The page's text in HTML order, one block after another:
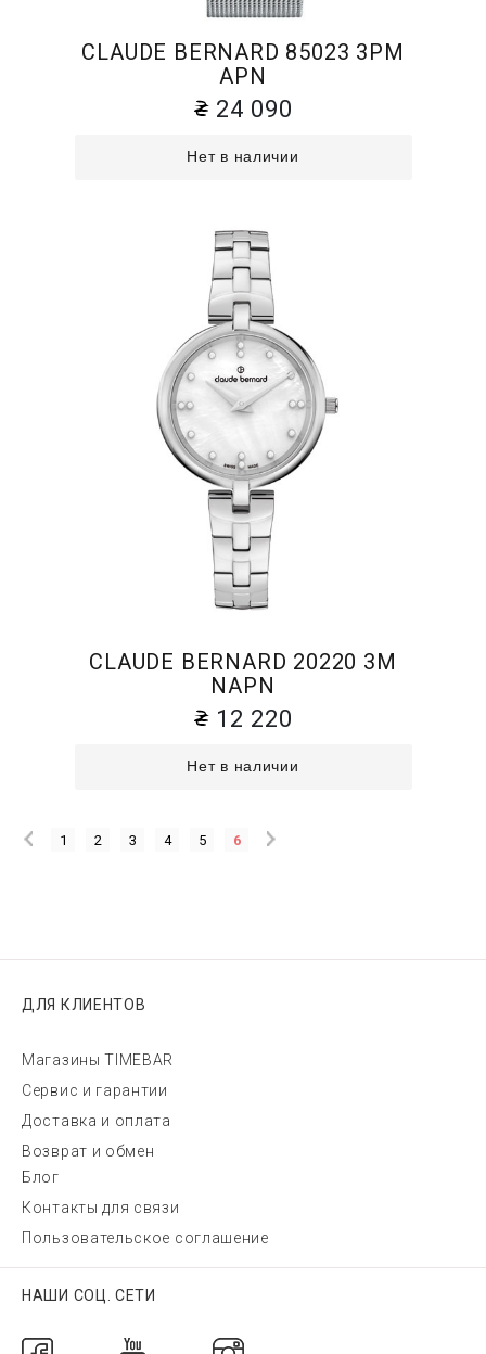
CLAUDE BERNARD 85023 3PM
APN
24 090
Нет в наличии
CLAUDE BERNARD 20220 3M
NAPN
12 220
Нет в наличии
1 2 3 4 5 6
ДЛЯ КЛИЕНТОВ
Магазины TIMEBAR
Сервис и гарантии
Доставка и оплата
Возврат и обмен
Блог
Контакты для связи
Пользовательское соглашение
НАШИ СОЦ. СЕТИ